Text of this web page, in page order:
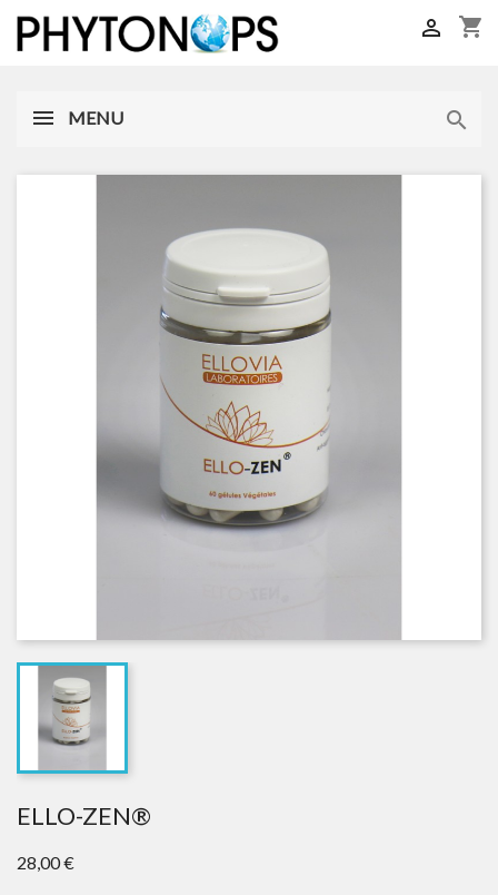
shopping_cart

MENU 
ELLO-ZEN®
28,00 €